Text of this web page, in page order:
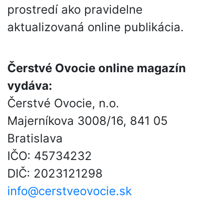
prostredí ako pravidelne
aktualizovaná online publikácia.
Čerstvé Ovocie online magazín
vydáva:
Čerstvé Ovocie, n.o.
Majerníkova 3008/16, 841 05
Bratislava
IČO: 45734232
DIČ: 2023121298
info@cerstveovocie.sk